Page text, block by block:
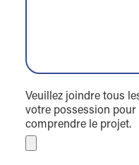
Veuillez joindre tous
votre possession pour
comprendre le projet.